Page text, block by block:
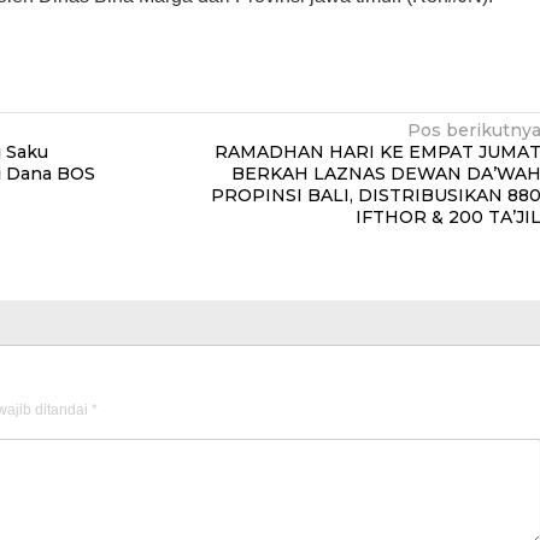
BOS
Pos berikutnya
RAMADHAN HARI KE EMPAT JUMAT
BERKAH LAZNAS DEWAN DA’WAH
PROPINSI BALI, DISTRIBUSIKAN 880
IFTHOR & 200 TA’JIL
ditandai *